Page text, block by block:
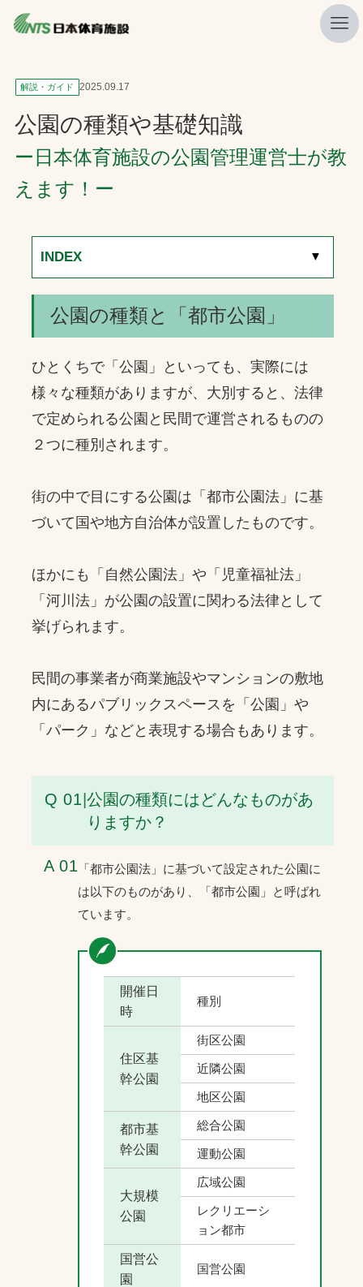
私たちの強み
ニュース
プレスリリース
レポート
会社概要
採用情報
お問合せ
ソーシャルメディアポリシー
文字の見えづらさや操作にお困りの方へ
解説・ガイド 2025.09.17
公園の種類や基礎知識
ー日本体育施設の公園管理運営士が教
えます！ー
INDEX ▼
公園の種類と「都市公園」
ひとくちで「公園」といっても、実際には
様々な種類がありますが、大別すると、法律
で定められる公園と民間で運営されるものの
２つに種別されます。
街の中で目にする公園は「都市公園法」に基
づいて国や地方自治体が設置したものです。
ほかにも「自然公園法」や「児童福祉法」
「河川法」が公園の設置に関わる法律として
挙げられます。
民間の事業者が商業施設やマンションの敷地
内にあるパブリックスペースを「公園」や
「パーク」などと表現する場合もあります。
Q 01 |公園の種類にはどんなものがあ
りますか？
A 01 「都市公園法」に基づいて設定された公園に
は以下のものがあり、「都市公園」と呼ばれ
ています。
開催日
時
種別
住区基
幹公園
街区公園
近隣公園
地区公園
都市基
幹公園
総合公園
運動公園
大規模
公園
広域公園
レクリエーシ
ョン都市
国営公
園
国営公園